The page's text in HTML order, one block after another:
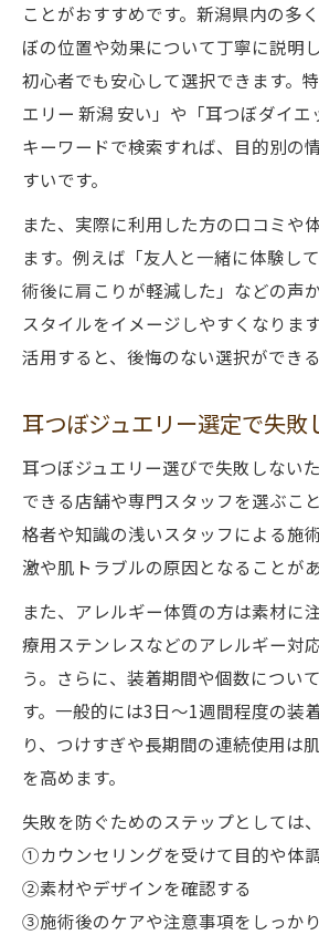
ことがおすすめです。新潟県内の多
ぼの位置や効果について丁寧に説明
初心者でも安心して選択できます。
エリー 新潟 安い」や「耳つぼダイエ
キーワードで検索すれば、目的別の
すいです。
また、実際に利用した方の口コミや
ます。例えば「友人と一緒に体験し
術後に肩こりが軽減した」などの声
スタイルをイメージしやすくなりま
活用すると、後悔のない選択ができる
耳つぼジュエリー選定で失敗
耳つぼジュエリー選びで失敗しない
できる店舗や専門スタッフを選ぶこ
格者や知識の浅いスタッフによる施
激や肌トラブルの原因となることがあ
また、アレルギー体質の方は素材に
療用ステンレスなどのアレルギー対
う。さらに、装着期間や個数につい
す。一般的には3日〜1週間程度の装
り、つけすぎや長期間の連続使用は
を高めます。
失敗を防ぐためのステップとしては、
①カウンセリングを受けて目的や体
②素材やデザインを確認する
③施術後のケアや注意事項をしっか